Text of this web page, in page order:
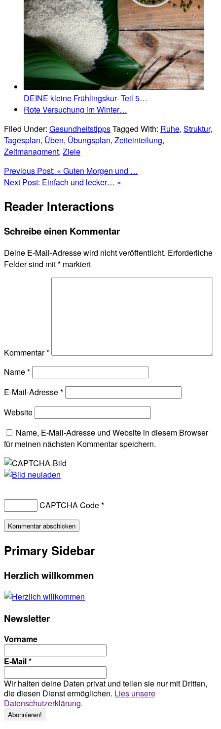
DEINE kleine Frühlingskur- Teil 5…
Rote Versuchung im Winter…
Filed Under: GesundheitstippsTagged With: Ruhe, Struktur,
Tagesplan, Üben, Übungsplan, Zeiteinteilung,
Zeitmanagment, Ziele
Previous Post: « Guten Morgen und …
Next Post: Einfach und lecker… »
Reader Interactions
Schreibe einen Kommentar
Deine E-Mail-Adresse wird nicht veröffentlicht. Erforderliche
Felder sind mit* markiert
Kommentar*
Name*
E-Mail-Adresse*
Website
Name, E-Mail-Adresse und Website in diesem Browser
für meinen nächsten Kommentar speichern.
CAPTCHA Code*
Primary Sidebar
Herzlich willkommen
Newsletter
Vorname
E-Mail*
Wir halten deine Daten privat und teilen sie nur mit Dritten,
die diesen Dienst ermöglichen. Lies unsere
Datenschutzerklärung.